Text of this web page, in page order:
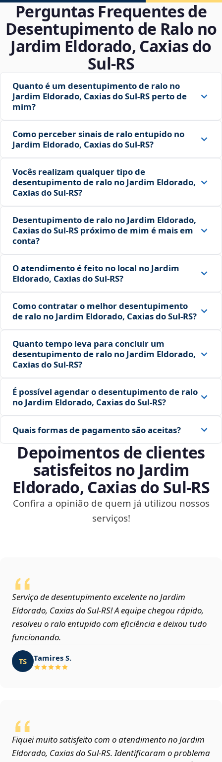
Perguntas Frequentes de
Desentupimento de Ralo no
Jardim Eldorado, Caxias do
Sul‑RS
Quanto é um desentupimento de ralo no
Jardim Eldorado, Caxias do Sul‑RS perto de
mim?
Como perceber sinais de ralo entupido no
Jardim Eldorado, Caxias do Sul‑RS?
Vocês realizam qualquer tipo de
desentupimento de ralo no Jardim Eldorado,
Caxias do Sul‑RS?
Desentupimento de ralo no Jardim Eldorado,
Caxias do Sul‑RS próximo de mim é mais em
conta?
O atendimento é feito no local no Jardim
Eldorado, Caxias do Sul‑RS?
Como contratar o melhor desentupimento
de ralo no Jardim Eldorado, Caxias do Sul‑RS?
Quanto tempo leva para concluir um
desentupimento de ralo no Jardim Eldorado,
Caxias do Sul‑RS?
É possível agendar o desentupimento de ralo
no Jardim Eldorado, Caxias do Sul‑RS?
Quais formas de pagamento são aceitas?
Depoimentos de clientes
satisfeitos no Jardim
Eldorado, Caxias do Sul‑RS
Confira a opinião de quem já utilizou nossos
serviços!
Serviço de desentupimento excelente no Jardim
Eldorado, Caxias do Sul‑RS! A equipe chegou rápido,
resolveu o ralo entupido com eficiência e deixou tudo
funcionando.
TS Tamires S.
Fiquei muito satisfeito com o atendimento no Jardim
Eldorado, Caxias do Sul‑RS. Identificaram o problema